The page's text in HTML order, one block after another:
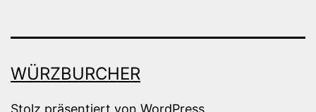
WÜRZBURCHER